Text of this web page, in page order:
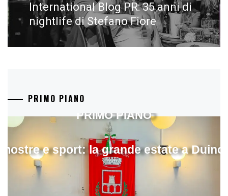
Next
post:
International Blog PR: 35 anni di
nightlife di Stefano Fiore
PRIMO PIANO
e sport: la grande estate a
PRIMO PIANO